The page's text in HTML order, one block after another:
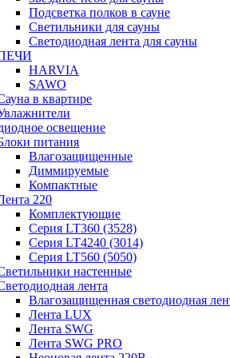
Подсветка полков в сауне
Светильники для сауны
Светодиодная лента для сауны
HARVIA
SAWO
в квартире
освещение
питания
Влагозащищенные
Диммируемые
Компактные
220
Комплектующие
Серия LT360 (3528)
Серия LT4240 (3014)
Серия LT560 (5050)
настенные
лента
Влагозащищенная светодиодная
Лента LUX
Лента SWG
Лента SWG PRO